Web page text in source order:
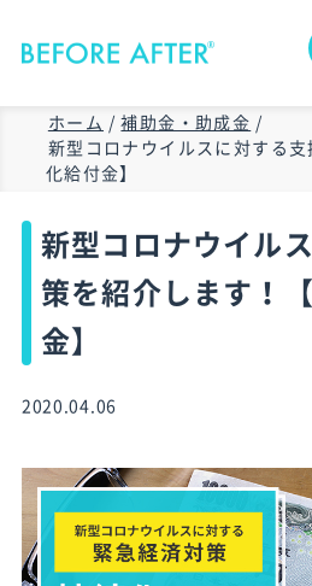
ホーム / 補助金・助成金 /
新型コロナウイルスに対する
化給付金】
新型コロナウイル
策を紹介します！
金】
2020.04.06